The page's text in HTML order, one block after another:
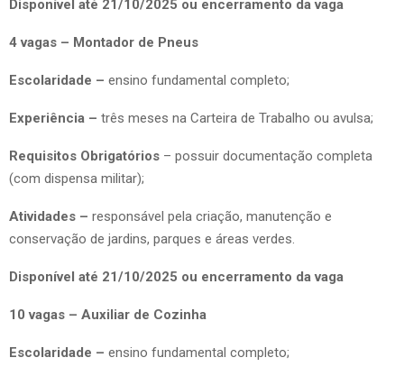
Disponível até 21/10/2025 ou encerramento da vaga
4 vagas – Montador de Pneus
Escolaridade – ensino fundamental completo;
Experiência – três meses na Carteira de Trabalho ou avulsa;
Requisitos Obrigatórios – possuir documentação completa
(com dispensa militar);
Atividades – responsável pela criação, manutenção e
conservação de jardins, parques e áreas verdes.
Disponível até 21/10/2025 ou encerramento da vaga
10 vagas – Auxiliar de Cozinha
Escolaridade – ensino fundamental completo;